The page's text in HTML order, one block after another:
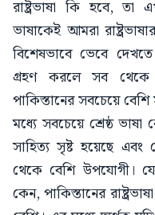
রাষ্ট্রভাষা কি হবে,
ভাষাকেই আমরা
বিশেষভাবে ভেবে
গ্রহণ করলে সব থেকে
পাকিস্তানের সবচেয়ে
মধ্যে সবচেয়ে শ্রেষ্ঠ
সাহিত্য সৃষ্ট হয়েছে
থেকে বেশি উপযোগী।
কেন, পাকিস্তানের